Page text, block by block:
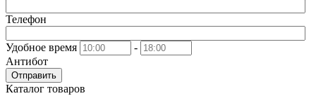
Телефон
Удобное время
-
Антибот
Отправить
Каталог товаров